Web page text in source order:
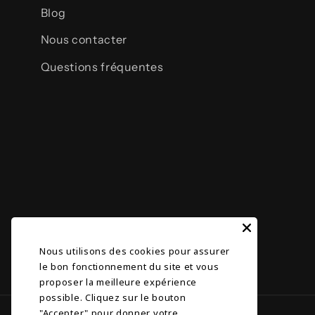
Blog
Nous contacter
Questions fréquentes
Nous utilisons des cookies pour assurer
le bon fonctionnement du site et vous
proposer la meilleure expérience
possible. Cliquez sur le bouton